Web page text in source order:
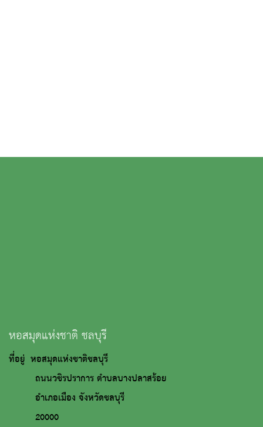
หอสมุดแห่งชาติ ชลบุรี
ที่อยู่ หอสมุดแห่งชาติชลบุรี
ถนนวชิรปราการ ตำบลบางปลาสร้อย
อำเภอเมือง จังหวัดชลบุรี
20000